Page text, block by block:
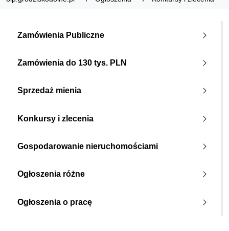
Zamówienia Publiczne
Zamówienia do 130 tys. PLN
Sprzedaż mienia
Konkursy i zlecenia
Gospodarowanie nieruchomościami
Ogłoszenia różne
Ogłoszenia o pracę